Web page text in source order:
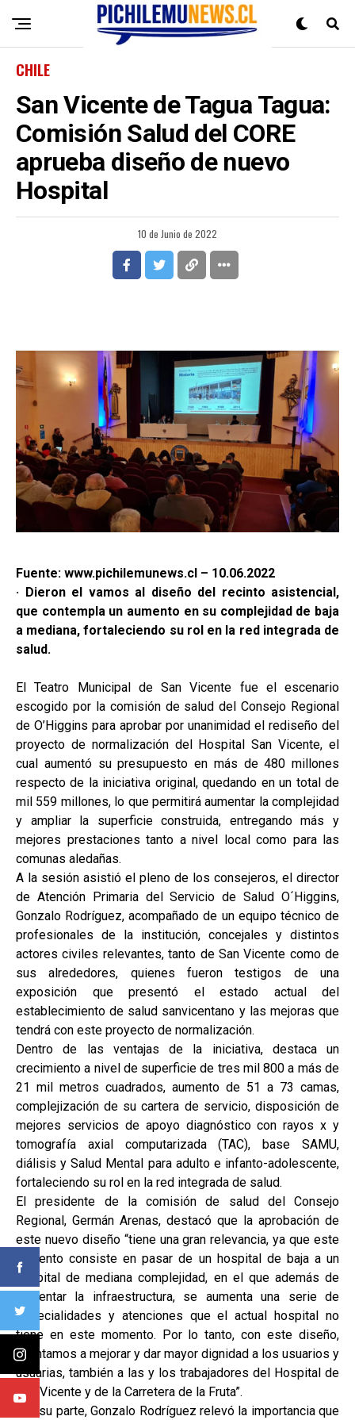
CHILE
San Vicente de Tagua Tagua:
Comisión Salud del CORE
aprueba diseño de nuevo
Hospital
10 de Junio de 2022
Fuente: www.pichilemunews.cl – 10.06.2022
· Dieron el vamos al diseño del recinto asistencial,
que contempla un aumento en su complejidad de baja
a mediana, fortaleciendo su rol en la red integrada de
salud.
El Teatro Municipal de San Vicente fue el escenario
escogido por la comisión de salud del Consejo Regional
de O’Higgins para aprobar por unanimidad el rediseño del
proyecto de normalización del Hospital San Vicente, el
cual aumentó su presupuesto en más de 480 millones
respecto de la iniciativa original, quedando en un total de
mil 559 millones, lo que permitirá aumentar la complejidad
y ampliar la superficie construida, entregando más y
mejores prestaciones tanto a nivel local como para las
comunas aledañas.
A la sesión asistió el pleno de los consejeros, el director
de Atención Primaria del Servicio de Salud O´Higgins,
Gonzalo Rodríguez, acompañado de un equipo técnico de
profesionales de la institución, concejales y distintos
actores civiles relevantes, tanto de San Vicente como de
sus alrededores, quienes fueron testigos de una
exposición que presentó el estado actual del
establecimiento de salud sanvicentano y las mejoras que
tendrá con este proyecto de normalización.
Dentro de las ventajas de la iniciativa, destaca un
crecimiento a nivel de superficie de tres mil 800 a más de
21 mil metros cuadrados, aumento de 51 a 73 camas,
complejización de su cartera de servicio, disposición de
mejores servicios de apoyo diagnóstico con rayos x y
tomografía axial computarizada (TAC), base SAMU,
diálisis y Salud Mental para adulto e infanto-adolescente,
fortaleciendo su rol en la red integrada de salud.
El presidente de la comisión de salud del Consejo
Regional, Germán Arenas, destacó que la aprobación de
este nuevo diseño “tiene una gran relevancia, ya que este
aumento consiste en pasar de un hospital de baja a un
hospital de mediana complejidad, en el que además de
aumentar la infraestructura, se aumenta una serie de
especialidades y atenciones que el actual hospital no
tiene en este momento. Por lo tanto, con este diseño,
apuntamos a mejorar y dar mayor dignidad a los usuarios y
usuarias, también a las y los trabajadores del Hospital de
San Vicente y de la Carretera de la Fruta”.
Por su parte, Gonzalo Rodríguez relevó la importancia que